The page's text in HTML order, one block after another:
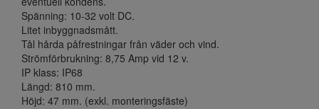
Spänning: 10-32 volt DC.
Litet inbyggnadsmått.
Tål hårda påfrestningar från väder och vind.
Strömförbrukning: 8,75 Amp vid 12 v.
IP klass: IP68
Längd: 810 mm.
Höjd: 47 mm. (exkl. monteringsfäste)